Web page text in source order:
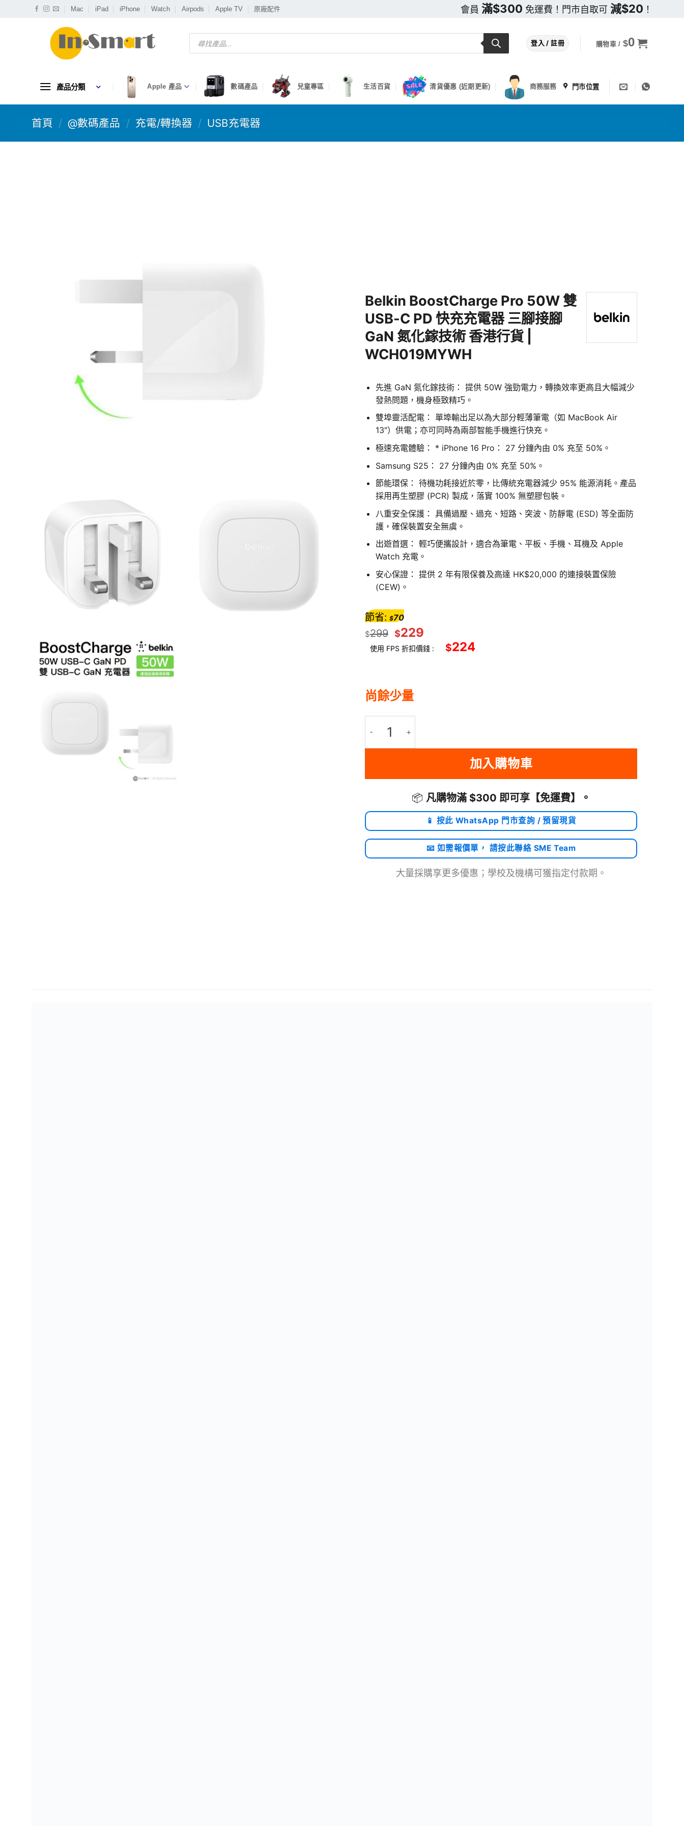
Mac iPad iPhone Watch Airpods Apple TV 原廠配件 會員 滿$300 免運費！門市自取可 減$20 ！
Products
search
登入 / 註冊 購物車 / $0
產品分類 Apple 產品 數碼產品 兒童專區 生活百貨 清貨優惠 (近期更新) 商務服務 門市位置
首頁 / @數碼產品 / 充電/轉換器 / USB充電器
Belkin BoostCharge Pro 50W 雙
USB-C PD 快充充電器 三腳接腳
GaN 氮化鎵技術 香港行貨 |
WCH019MYWH
先進 GaN 氮化鎵技術： 提供 50W 強勁電力，轉換效率更高且大幅減少
發熱問題，機身極致精巧。
雙埠靈活配電： 單埠輸出足以為大部分輕薄筆電（如 MacBook Air
13″）供電；亦可同時為兩部智能手機進行快充。
極速充電體驗： * iPhone 16 Pro： 27 分鐘內由 0% 充至 50%。
Samsung S25： 27 分鐘內由 0% 充至 50%。
節能環保： 待機功耗接近於零，比傳統充電器減少 95% 能源消耗。產品
採用再生塑膠 (PCR) 製成，落實 100% 無塑膠包裝。
八重安全保護： 具備過壓、過充、短路、突波、防靜電 (ESD) 等全面防
護，確保裝置安全無虞。
出遊首選： 輕巧便攜設計，適合為筆電、平板、手機、耳機及 Apple
Watch 充電。
安心保證： 提供 2 年有限保養及高達 HK$20,000 的連接裝置保險
(CEW)。
$299 $229
節省: $70
使用 FPS 折扣價錢 : $224
尚餘少量
加入購物車
📦 凡購物滿 $300 即可享【免運費】 。
📱 按此 WhatsApp 門市查詢 / 預留現貨
📧 如需報價單， 請按此聯絡 SME Team
大量採購享更多優惠；學校及機構可獲指定付款期。